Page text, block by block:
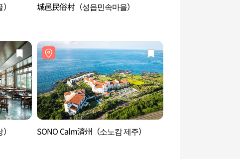
城邑民俗村（성읍민속마을）
SONO Calm済州（소노캄 제주）